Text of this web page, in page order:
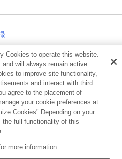
動画）
次へ
アクセスポイント簡単
TP1001373023
がVer.2.00未満の場合は下記URLの
Cookies to operate this website.
will always remain active.
to improve site functionality,
and interact with third
agree to the placement of
your cookie preferences at
Cookies" Depending on your
the full functionality of this
more information.